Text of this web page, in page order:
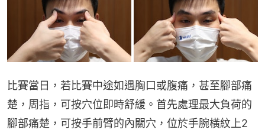
比賽當日，若比賽中途如遇胸口或腹痛，甚至腳部痛
楚，周指，可按穴位即時舒緩。首先處理最大負荷的
腳部痛楚，可按手前臂的內關穴，位於手腕橫紋上2